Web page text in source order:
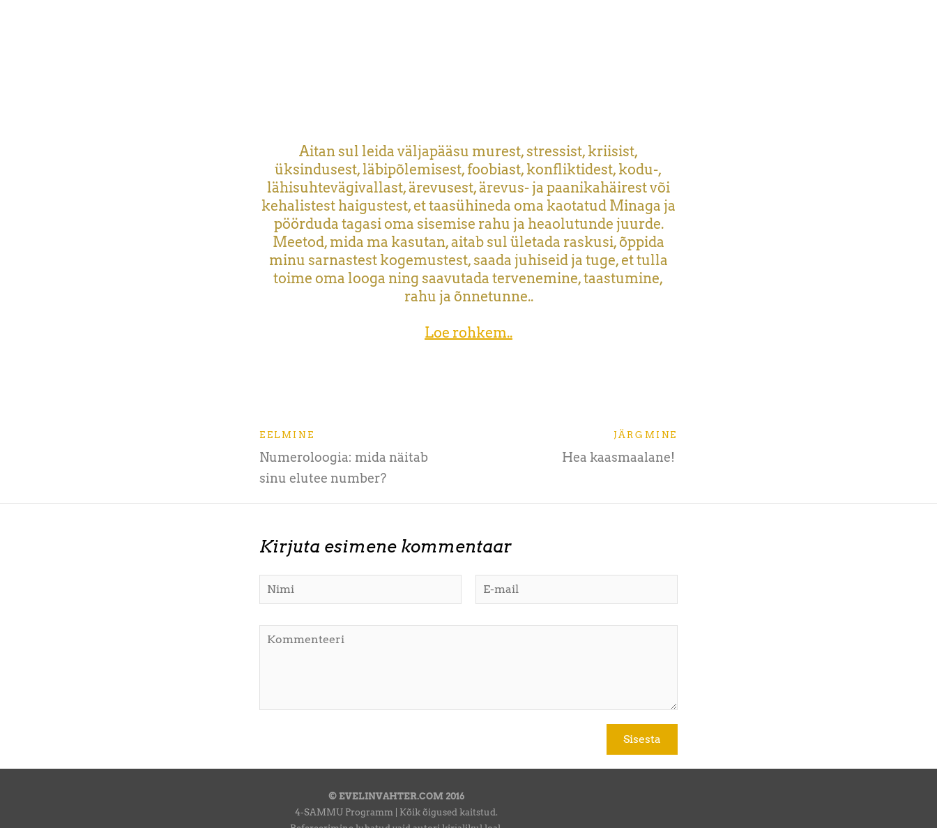
Aitan sul leida väljapääsu murest, stressist, kriisist,
üksindusest, läbipõlemisest, foobiast, konfliktidest, kodu-,
lähisuhtevägivallast, ärevusest, ärevus- ja paanikahäirest või
kehalistest haigustest, et taasühineda oma kaotatud Minaga ja
pöörduda tagasi oma sisemise rahu ja heaolutunde juurde.
Meetod, mida ma kasutan, aitab sul ületada raskusi, õppida
minu sarnastest kogemustest, saada juhiseid ja tuge, et tulla
toime oma looga ning saavutada tervenemine, taastumine,
rahu ja õnnetunne..
Loe rohkem..
EELMINE
Numeroloogia: mida näitab
sinu elutee number?
JÄRGMINE
Hea kaasmaalane!
Kirjuta esimene kommentaar
© EVELINVAHTER.COM 2016
4-SAMMU Programm | Kõik õigused kaitstud.